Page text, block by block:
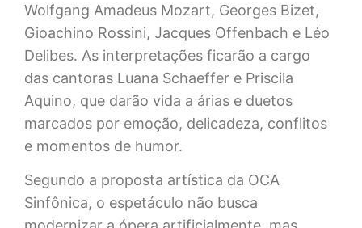
Wolfgang Amadeus Mozart, Georges Bizet,
Gioachino Rossini, Jacques Offenbach e Léo
Delibes. As interpretações ficarão a cargo
das cantoras Luana Schaeffer e Priscila
Aquino, que darão vida a árias e duetos
marcados por emoção, delicadeza, conflitos
e momentos de humor.
Segundo a proposta artística da OCA
Sinfônica, o espetáculo não busca